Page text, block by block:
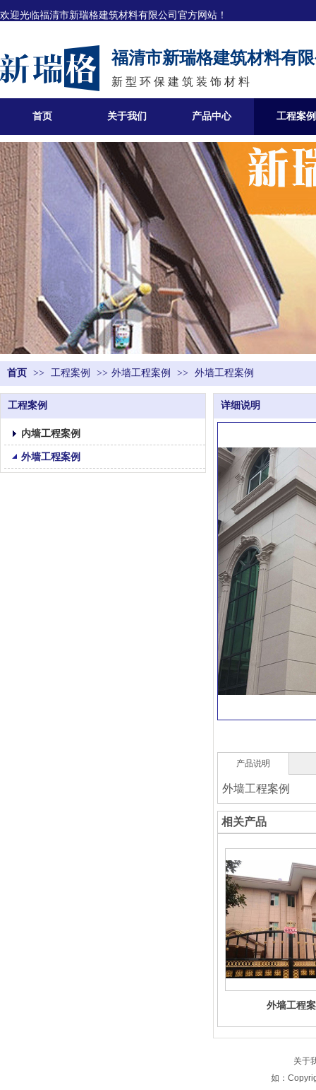
新 型 环 保 建 筑 装 饰 材 料
福清市新瑞格建筑材料有
欢迎光临福清市新瑞格建筑材料有限公司官方网站！
首页 关于我们 产品中心 工程案例
首页 >> 工程案例 >> 外墙工程案例 >> 外墙工程案例
工程案例
内墙工程案例
外墙工程案例
详细说明
产品说明
外墙工程案例
相关产品
外墙工程
关于
如：